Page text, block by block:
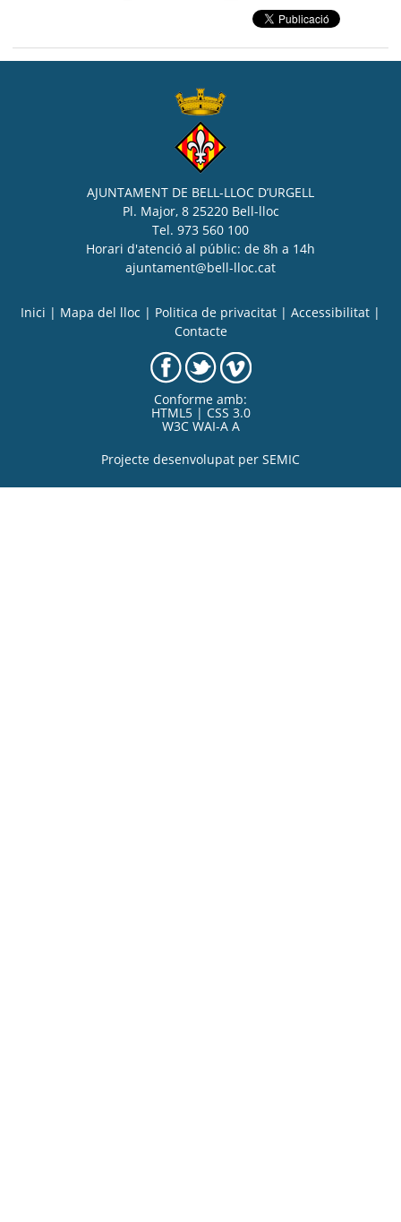
AJUNTAMENT DE BELL-LLOC D’URGELL
Pl. Major, 8 25220 Bell-lloc
Tel. 973 560 100
Horari d'atenció al públic: de 8h a 14h
ajuntament@bell-lloc.cat
Inici Mapa del lloc Politica de privacitat Accessibilitat
Contacte
Conforme amb:
HTML5 | CSS 3.0
W3C WAI-A A
Projecte desenvolupat per SEMIC